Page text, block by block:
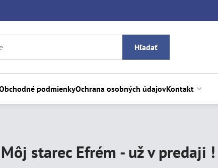
Hľadať
podmienkyOchrana osobných údajovKontakt
starec Efrém - už v predaji !